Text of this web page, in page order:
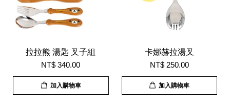
拉拉熊 湯匙 叉子組
NT$ 340.00
加入購物車
卡娜赫拉湯叉
NT$ 250.00
加入購物車